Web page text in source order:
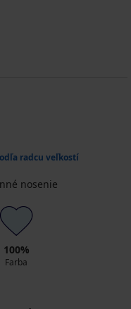
radcu veľkostí
nosenie
100%
Farba